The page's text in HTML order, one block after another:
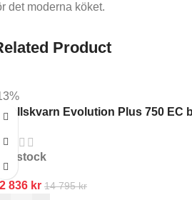
det moderna köket.
Product
Evolution Plus 750 EC
In stock
836 kr 14 795kr